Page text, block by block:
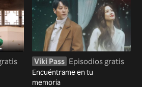
Viki Pass Episodios gratis
Encuéntrame en tu
memoria